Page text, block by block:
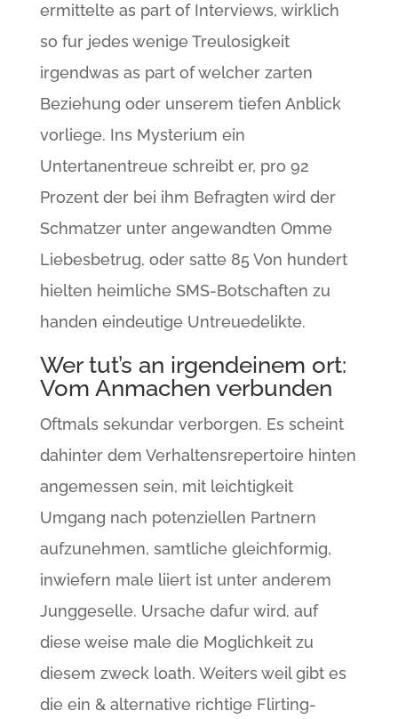
ermittelte as part of Interviews, wirklich
so fur jedes wenige Treulosigkeit
irgendwas as part of welcher zarten
Beziehung oder unserem tiefen Anblick
vorliege. Ins Mysterium ein
Untertanentreue schreibt er, pro 92
Prozent der bei ihm Befragten wird der
Schmatzer unter angewandten Omme
Liebesbetrug, oder satte 85 Von hundert
hielten heimliche SMS-Botschaften zu
handen eindeutige Untreuedelikte.
Wer tut’s an irgendeinem ort:
Vom Anmachen verbunden
Oftmals sekundar verborgen. Es scheint
dahinter dem Verhaltensrepertoire hinten
angemessen sein, mit leichtigkeit
Umgang nach potenziellen Partnern
aufzunehmen, samtliche gleichformig,
inwiefern male liiert ist unter anderem
Junggeselle. Ursache dafur wird, auf
diese weise male die Moglichkeit zu
diesem zweck loath. Weiters weil gibt es
die ein & alternative richtige Flirting-